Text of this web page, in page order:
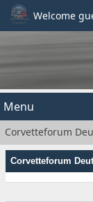
Welcome
Menu
Corvetteforum
Corvetteforum